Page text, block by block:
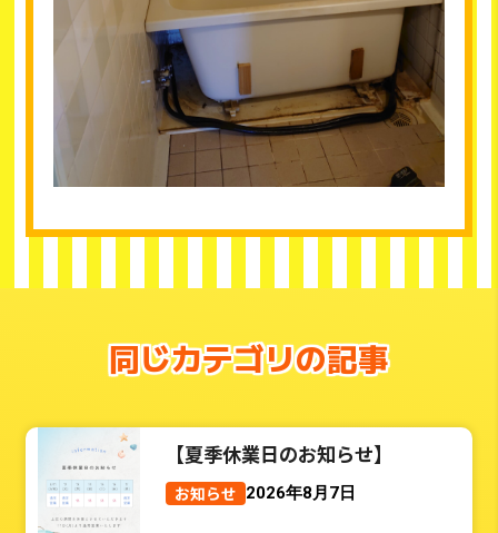
同じカテゴリの記事
【夏季休業日のお知らせ】
お知らせ 2026年8月7日